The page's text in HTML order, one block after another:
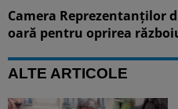
Camera Reprezentanților
oară pentru oprirea
ALTE ARTICOLE